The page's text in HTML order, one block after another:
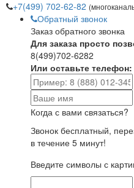
+7(499) 702-62-82
Обратный звонок
Заказ обратного звонка
Для заказа просто
8(499)702-6282
Или оставьте телефон:
Когда с вами связаться?
Звонок бесплатный,
в течение 5 минут!
Введите символы с